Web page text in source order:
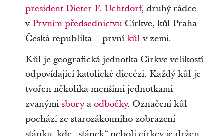
president Dieter F. Uchtdorf, druhý rádce
v Prvním předsednictvu Církve, kůl Praha
Česká republika – první kůl v zemi.
Kůl je geografická jednotka Církve velikostí
odpovídající katolické diecézi. Každý kůl je
tvořen několika menšími jednotkami
zvanými sborya odbočky. Označení kůl
pochází ze starozákonního zobrazení